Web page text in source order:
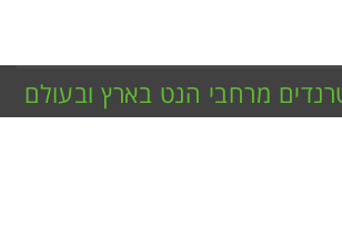
מרחבי הנט בארץ ובעולם